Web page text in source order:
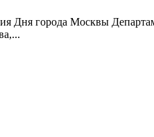
Дня города Москвы